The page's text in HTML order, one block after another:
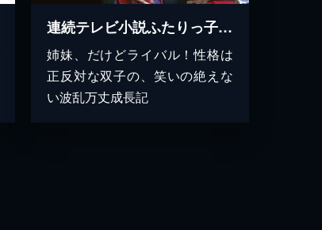
連続テレビ小説ふたりっ子 総集編
姉妹、だけどライバル！性格は
正反対な双子の、笑いの絶えな
い波乱万丈成長記